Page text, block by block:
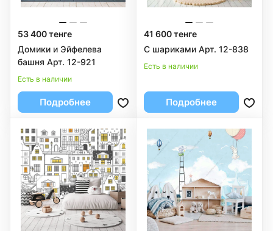
53 400 тенге
Домики и Эйфелева
башня Арт. 12-921
Есть в наличии
Подробнее
41 600 тенге
С шариками Арт. 12-838
Есть в наличии
Подробнее